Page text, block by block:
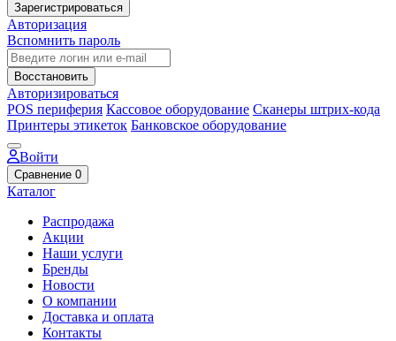
Зарегистрироваться
Авторизация
Вспомнить пароль
Восстановить
Авторизироваться
POS периферия Кассовое оборудование Сканеры штрих-кода
Принтеры этикеток Банковское оборудование
Войти
Сравнение 0
Каталог
Распродажа
Акции
Наши услуги
Бренды
Новости
О компании
Доставка и оплата
Контакты